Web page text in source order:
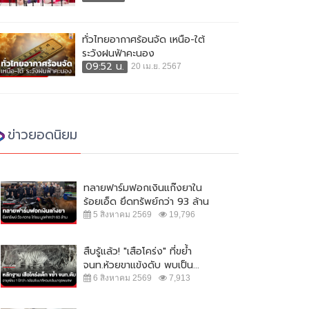
ทั่วไทยอากาศร้อนจัด เหนือ-ใต้
ระวังฝนฟ้าคะนอง
09:52 น.
20 เม.ย. 2567
ข่าวยอดนิยม
ทลายฟาร์มฟอกเงินแก๊งยาใน
ร้อยเอ็ด ยึดทรัพย์กว่า 93 ล้าน
5 สิงหาคม 2569 19,796
สืบรู้แล้ว! "เสือโคร่ง" ที่ขย้ำ
จนท.ห้วยขาแข้งดับ พบเป็น...
6 สิงหาคม 2569 7,913